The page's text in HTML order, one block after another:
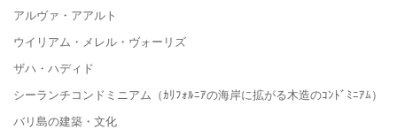
アルヴァ・アアルト
ウイリアム・メレル・ヴォーリズ
ザハ・ハディド
シーランチコンドミニアム（ｶﾘﾌｫﾙﾆｱの海岸に拡がる木造のｺﾝﾄﾞﾐﾆｱﾑ）
バリ島の建築・文化